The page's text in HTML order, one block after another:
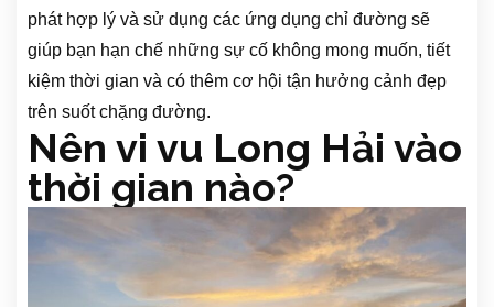
phát hợp lý và sử dụng các ứng dụng chỉ đường sẽ
giúp bạn hạn chế những sự cố không mong muốn, tiết
kiệm thời gian và có thêm cơ hội tận hưởng cảnh đẹp
trên suốt chặng đường.
Nên vi vu Long Hải vào
thời gian nào?